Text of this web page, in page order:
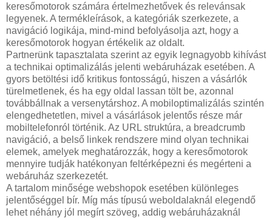
keresőmotorok számára értelmezhetővek és relevánsak
legyenek. A termékleírások, a kategóriák szerkezete, a
navigáció logikája, mind-mind befolyásolja azt, hogy a
keresőmotorok hogyan értékelik az oldalt.
Partnerünk tapasztalata szerint az egyik legnagyobb kihívást
a technikai optimalizálás jelenti webáruházak esetében. A
gyors betöltési idő kritikus fontosságú, hiszen a vásárlók
türelmetlenek, és ha egy oldal lassan tölt be, azonnal
továbbállnak a versenytárshoz. A mobiloptimalizálás szintén
elengedhetetlen, mivel a vásárlások jelentős része már
mobiltelefonról történik. Az URL struktúra, a breadcrumb
navigáció, a belső linkek rendszere mind olyan technikai
elemek, amelyek meghatározzák, hogy a keresőmotorok
mennyire tudják hatékonyan feltérképezni és megérteni a
webáruház szerkezetét.
A tartalom minősége webshopok esetében különleges
jelentőséggel bír. Míg más típusú weboldalaknál elegendő
lehet néhány jól megírt szöveg, addig webáruházaknál